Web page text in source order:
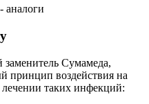
Сумамеда,
принцип воздействия на
таких инфекций: